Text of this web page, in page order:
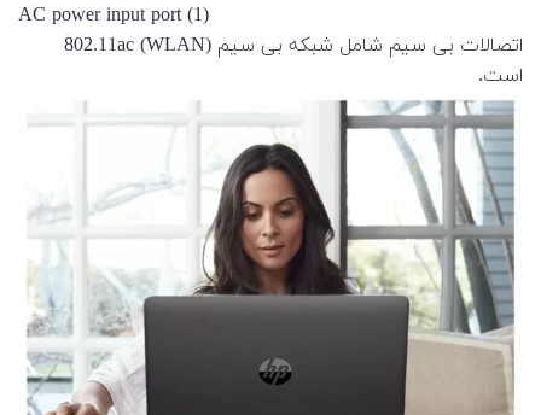
(1) AC power input port
است.